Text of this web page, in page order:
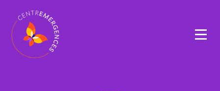
Navigation
principale